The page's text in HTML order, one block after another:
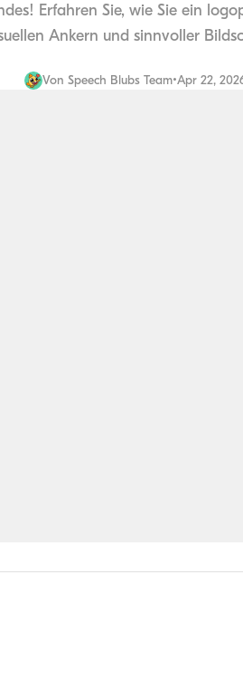
Erfahren Sie, wie Sie ein
Ankern und sinnvoller
Von Speech Blubs Team•Apr 22,